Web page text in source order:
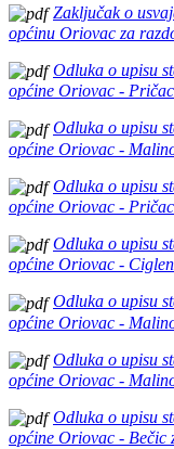
Zaključak o
općinu Oriovac za
Odluka o upisu
općine Oriovac -
Odluka o upisu
općine Oriovac -
Odluka o upisu
općine Oriovac -
Odluka o upisu
općine Oriovac -
Odluka o upisu
općine Oriovac -
Odluka o upisu
općine Oriovac -
Odluka o upisu
općine Oriovac - Bečic